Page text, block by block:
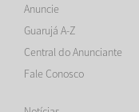
Anuncie
Guarujá A-Z
Central do Anunciante
Fale Conosco